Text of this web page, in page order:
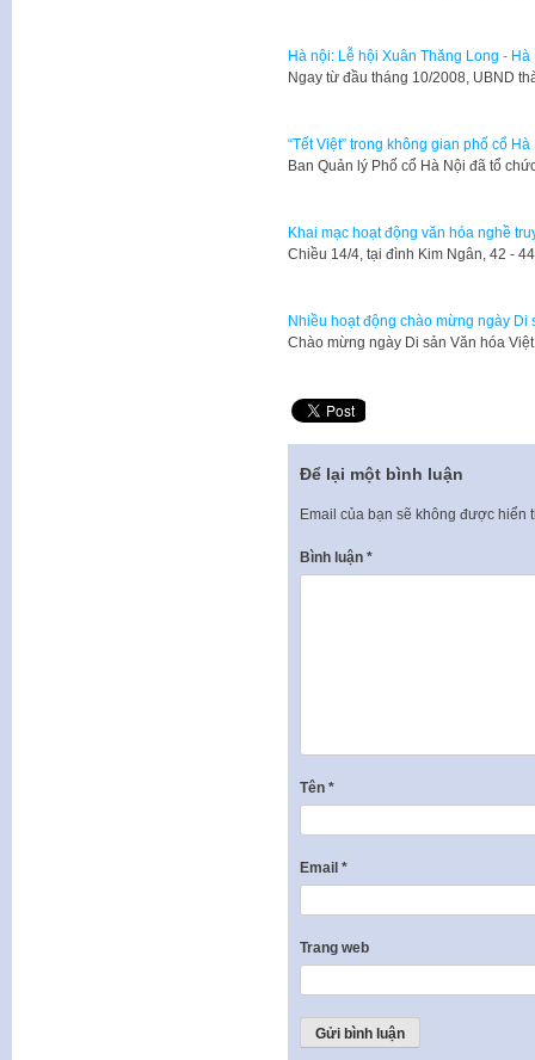
Hà nội: Lễ hội Xuân Thăng Long - Hà
​Ngay từ đầu tháng 10/2008, UBND
“Tết Việt” trong không gian phố cổ Hà
Ban Quản lý Phố cổ Hà Nội đã tổ
Khai mạc hoạt động văn hóa nghề
Chiều 14/4, tại đình Kim Ngân, 42 -
Nhiều hoạt động chào mừng ngày Di
Chào mừng ngày Di sản Văn hóa
Để lại một bình luận
Email của bạn sẽ không được hiển
Bình luận *
Tên *
Email *
Trang web